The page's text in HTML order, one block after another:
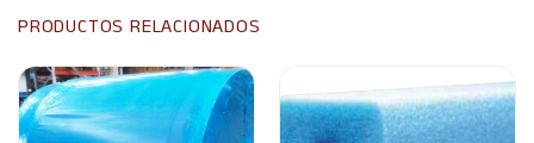
PRODUCTOS RELACIONADOS